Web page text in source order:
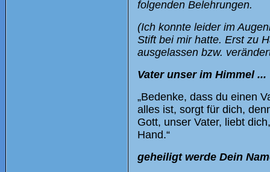
folgenden Belehrungen.
(Ich konnte leider im
Stift bei mir hatte. Erst zu
ausgelassen bzw.
Vater unser im Himmel ...
„Bedenke, dass du einen
alles ist, sorgt für dich,
Gott, unser Vater, liebt
Hand.“
geheiligt werde Dein